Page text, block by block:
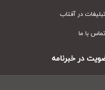
در آفتاب
با ما
در خبرنامه